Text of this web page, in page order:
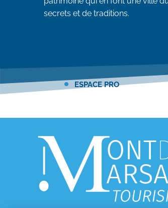
secrets et de traditions.
ESPACE PRO